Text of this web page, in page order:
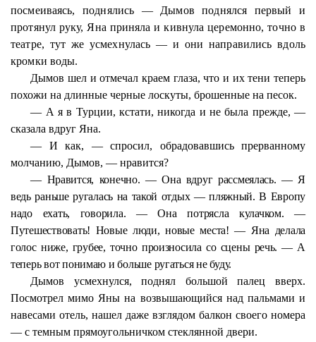
посмеиваясь, поднялись — Дымов поднялся первый и
протянул руку, Яна приняла и кивнула церемонно, точно в
театре, тут же усмехнулась — и они направились вдоль
кромки воды.
Дымов шел и отмечал краем глаза, что и их тени теперь
похожи на длинные черные лоскуты, брошенные на песок.
— А я в Турции, кстати, никогда и не была прежде, —
сказала вдруг Яна.
— И как, — спросил, обрадовавшись прерванному
молчанию, Дымов, — нравится?
— Нравится, конечно. — Она вдруг рассмеялась. — Я
ведь раньше ругалась на такой отдых — пляжный. В Европу
надо ехать, говорила. — Она потрясла кулачком. —
Путешествовать! Новые люди, новые места! — Яна делала
голос ниже, грубее, точно произносила со сцены речь. — А
теперь вот понимаю и больше ругаться не буду.
Дымов усмехнулся, поднял большой палец вверх.
Посмотрел мимо Яны на возвышающийся над пальмами и
навесами отель, нашел даже взглядом балкон своего номера
— с темным прямоугольничком стеклянной двери.